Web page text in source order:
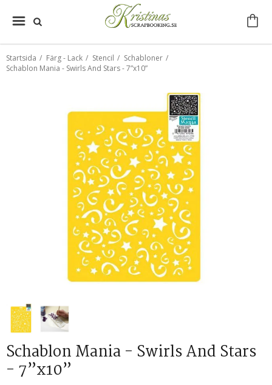
Startsida / Färg - Lack / Stencil / Schabloner /
Schablon Mania - Swirls And Stars - 7”x10”
Schablon Mania - Swirls And Stars
- 7”x10”